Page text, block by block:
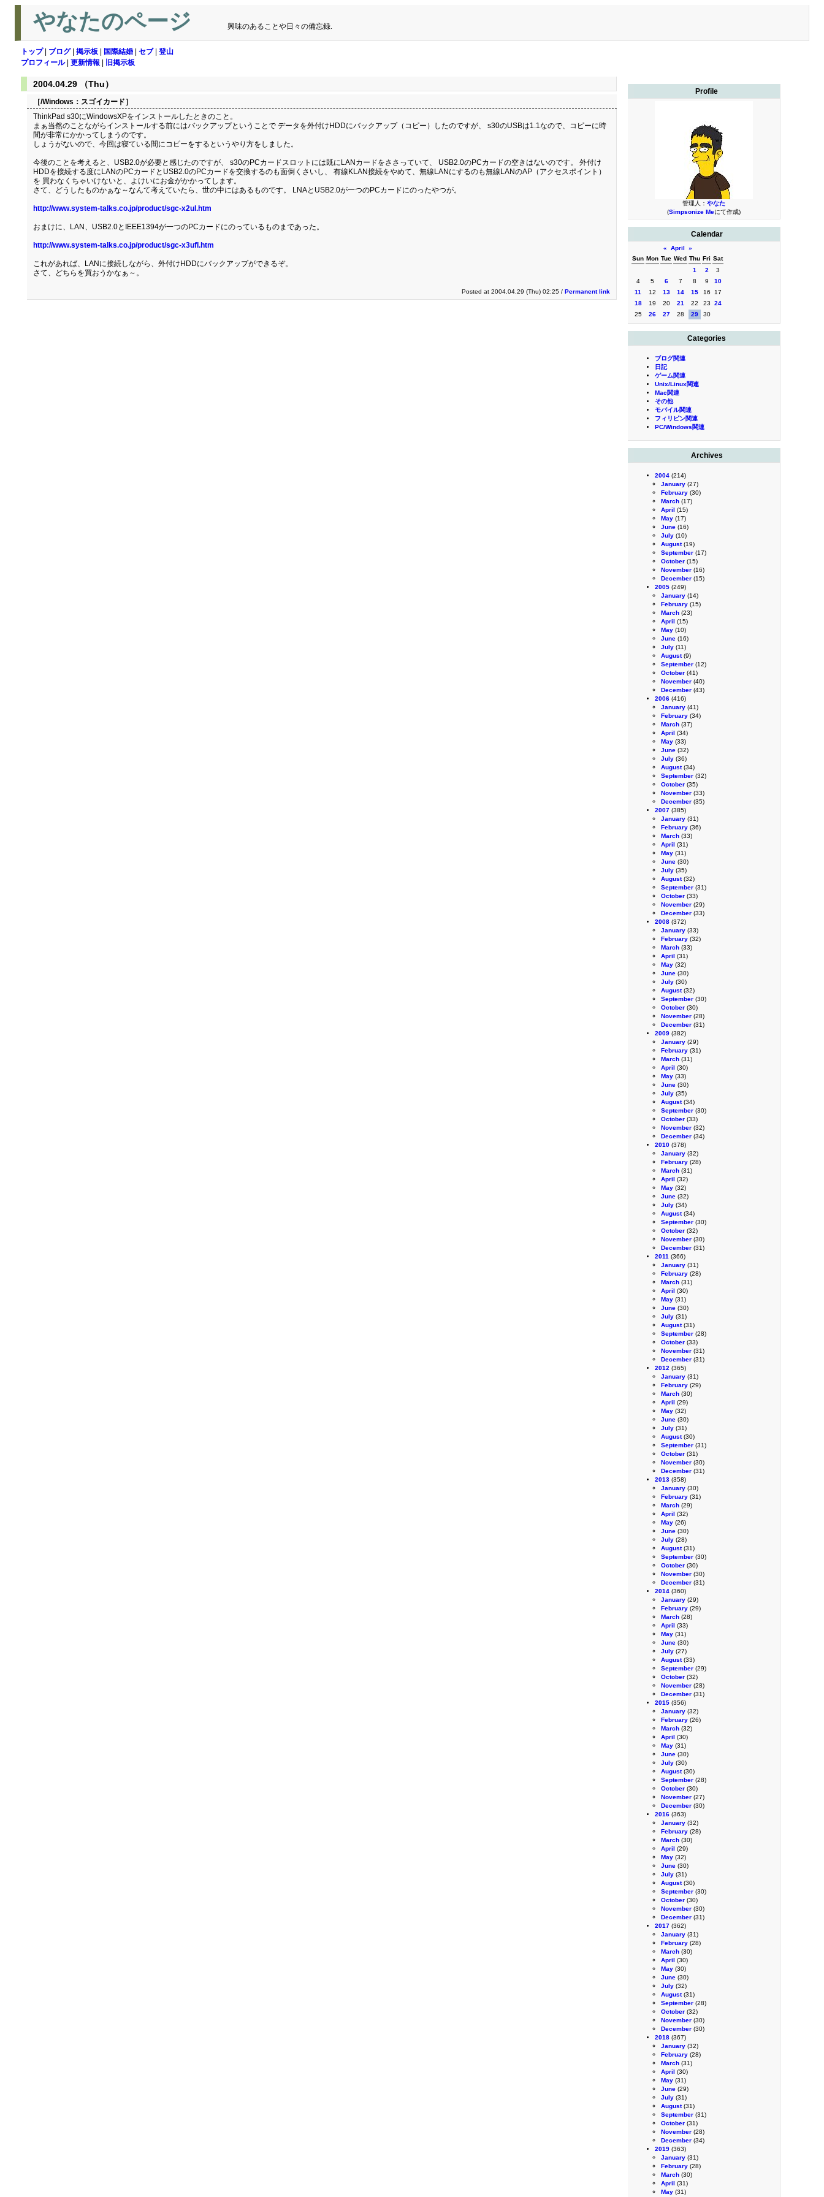
やなたのページ 興味のあることや日々の備忘録.
トップ| ブログ| 掲示板 国際結婚 セブ| 登山
プロフィール| 更新情報 旧掲示板
Profile
管理人： やなた
(Simpsonize Meにて作成)
Calendar
« April
»
Sun Mon Tue Wed Thu Fri Sat
1
2
3
4
5 6 7 8 9
10
11
12 13 14 15 16
17
18
19 20 21 22 23
24
25
26 27 28 29 30
Categories
ブログ関連
日記
ゲーム関連
Unix/Linux関連
Mac関連
その他
モバイル関連
フィリピン関連
PC/Windows関連
Archives
2004 (214)
January (27)
February (30)
March (17)
April (15)
May (17)
June (16)
July (10)
August(19)
September (17)
October (15)
November (16)
December (15)
2005 (249)
January (14)
February (15)
March (23)
April (15)
May (10)
June (16)
July (11)
August(9)
September (12)
October (41)
November (40)
December (43)
2006 (416)
January (41)
February (34)
March (37)
April (34)
May (33)
June (32)
July (36)
August(34)
September (32)
October (35)
November (33)
December (35)
2007 (385)
January (31)
February (36)
March (33)
April (31)
May (31)
June (30)
July (35)
August(32)
September (31)
October (33)
November (29)
December (33)
2008 (372)
January (33)
February (32)
March (33)
April (31)
May (32)
June (30)
July (30)
August(32)
September (30)
October (30)
November (28)
December (31)
2009 (382)
January (29)
February (31)
March (31)
April (30)
May (33)
June (30)
July (35)
August(34)
September (30)
October (33)
November (32)
December (34)
2010 (378)
January (32)
February (28)
March (31)
April (32)
May (32)
June (32)
July (34)
August(34)
September (30)
October (32)
November (30)
December (31)
2011 (366)
January (31)
February (28)
March (31)
April (30)
May (31)
June (30)
July (31)
August(31)
September (28)
October (33)
November (31)
December (31)
2012 (365)
January (31)
February (29)
March (30)
April (29)
May (32)
June (30)
July (31)
August(30)
September (31)
October (31)
November (30)
December (31)
2013 (358)
January (30)
February (31)
March (29)
April (32)
May (26)
June (30)
July (28)
August(31)
September (30)
October (30)
November (30)
December (31)
2014 (360)
January (29)
February (29)
March (28)
April (33)
May (31)
June (30)
July (27)
August(33)
September (29)
October (32)
November (28)
December (31)
2015 (356)
January (32)
February (26)
March (32)
April (30)
May (31)
June (30)
July (30)
August(30)
September (28)
October (30)
November (27)
December (30)
2016 (363)
January (32)
February (28)
March (30)
April (29)
May (32)
June (30)
July (31)
August(30)
September (30)
October (30)
November (30)
December (31)
2017 (362)
January (31)
February (28)
March (30)
April (30)
May (30)
June (30)
July (32)
August(31)
September (28)
October (32)
November (30)
December (30)
2018 (367)
January (32)
February (28)
March (31)
April (30)
May (31)
June (29)
July (31)
August(31)
September (31)
October (31)
November (28)
December (34)
2019 (363)
January (31)
February (28)
March (30)
April (31)
May (31)
2004.04.29 （Thu）
［/Windows： スゴイカード］
ThinkPad s30にWindowsXPをインストールしたときのこと。
まぁ当然のことながらインストールする前にはバックアップということで データを外付けHDDにバックアップ（コピー）したのですが、 s30のUSBは1.1なので、コピーに時
間が非常にかかってしまうのです。
しょうがないので、今回は寝ている間にコピーをするというやり方をしました。
今後のことを考えると、USB2.0が必要と感じたのですが、 s30のPCカードスロットには既にLANカードをささっていて、 USB2.0のPCカードの空きはないのです。 外付け
HDDを接続する度にLANのPCカードとUSB2.0のPCカードを交換するのも面倒くさいし、 有線KLAN接続をやめて、無線LANにするのも無線LANのAP（アクセスポイント）
を 買わなくちゃいけないと、よけいにお金がかかってします。
さて、どうしたものかぁな～なんて考えていたら、世の中にはあるものです。 LNAとUSB2.0が一つのPCカードにのったやつが。
http://www.system-talks.co.jp/product/sgc-x2ul.htm
おまけに、LAN、USB2.0とIEEE1394が一つのPCカードにのっているものまであった。
http://www.system-talks.co.jp/product/sgc-x3ufl.htm
これがあれば、LANに接続しながら、外付けHDDにバックアップができるぞ。
さて、どちらを買おうかなぁ～。
Posted at 2004.04.29 (Thu) 02:25 / Permanent link